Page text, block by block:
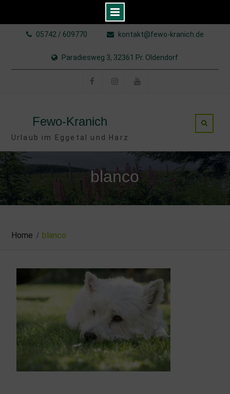
05742 / 609770 kontakt@fewo-kranich.de
Paradiesweg 3, 32361 Pr. Oldendorf
Fewo-Kranich
Urlaub im Eggetal und Harz
blanco
Home blanco